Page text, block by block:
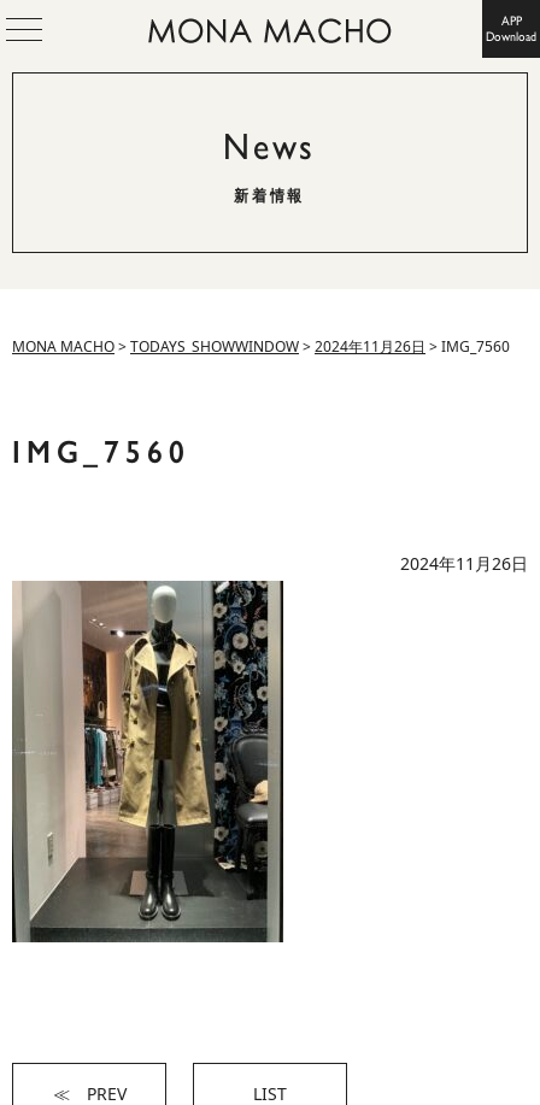
APP
Download
News
新着情報
MONA MACHO>TODAYS_SHOWWINDOW>2024年11月26日 >IMG_7560
IMG_7560
2024年11月26日
≪ PREV LIST